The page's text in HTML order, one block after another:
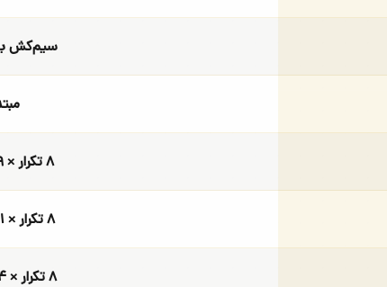
سیم‌کش
۸ تکرار × ۹ کیلوگرم
۸ تکرار × ۱۱ کیلوگرم
۸ تکرار × ۱۴ کیلوگرم